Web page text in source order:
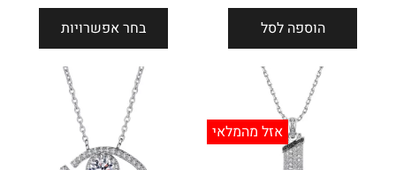
הוספה לסל בחר אפשרויות
אזל מהמלאי